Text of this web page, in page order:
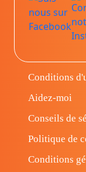
Conditions
Aidez-moi
Conseils de
Politique de
Conditions